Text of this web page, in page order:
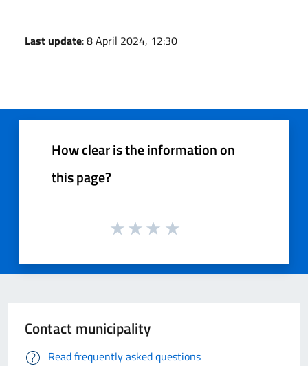
Last update: 8 April 2024, 12:30
How clear is the information on
this page?
Contact municipality
Read frequently asked questions